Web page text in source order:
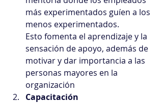
más experimentados guíen a los
menos experimentados.
Esto fomenta el aprendizaje y la
sensación de apoyo, además de
motivar y dar importancia a las
personas mayores en la
organización
Capacitación